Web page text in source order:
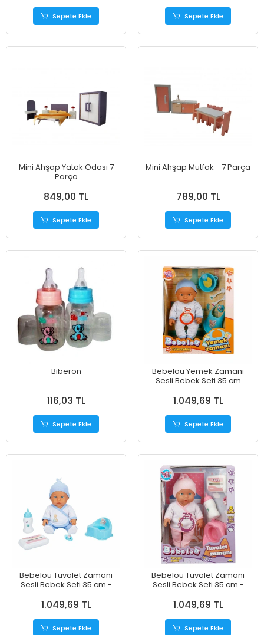
Sepete Ekle Sepete Ekle
Mini Ahşap Yatak Odası 7
Parça
849,00 TL
Sepete Ekle
Mini Ahşap Mutfak - 7 Parça
789,00 TL
Sepete Ekle
Biberon
116,03 TL
Sepete Ekle
Bebelou Yemek Zamanı
Sesli Bebek Seti 35 cm
1.049,69 TL
Sepete Ekle
Bebelou Tuvalet Zamanı
Sesli Bebek Seti 35 cm -
1.049,69 TL
Sepete Ekle
Bebelou Tuvalet Zamanı
Sesli Bebek Seti 35 cm -
1.049,69 TL
Sepete Ekle